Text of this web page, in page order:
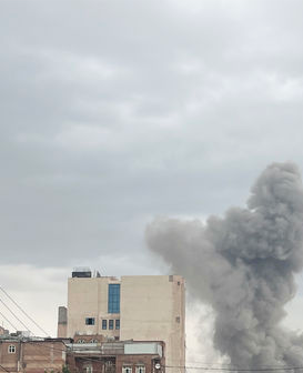
리탄도미사일…감시·경계태세 강화"
체는 탄도미사일 가능성
생…"원인 파악 중"
발사체 발사"
대야도 계속[내일날씨]
폭염 취소…11일 재개